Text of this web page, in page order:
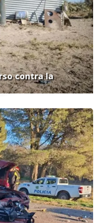
contra la